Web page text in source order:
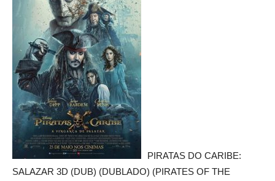
PIRATAS DO CARIBE:
SALAZAR 3D (DUB) (DUBLADO) (PIRATES OF THE